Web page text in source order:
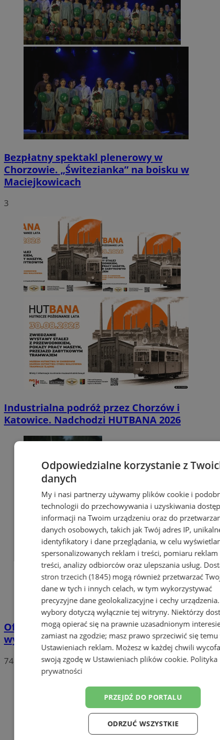
Bezpłatny spektakl plenerowy w
Chorzowie. „Świtezianka” na boisku w
Maciejkowicach
3
Industrialna podróż przez Chorzów i
Katowice. Nadchodzi HUTBANA 2026
Oficjalne wyniki wyborów: W Chorzowie
wygrywa Rafał Trzaskowski!
74
Odpowiedzialne korzystanie z
danych
My i nasi partnerzy używamy plików cookie i
technologii do przechowywania i uzyskiwania
informacji na Twoim urządzeniu oraz do
danych osobowych, takich jak Twój adres IP,
identyfikatory i dane przeglądania, w celu
spersonalizowanych reklam i treści, pomiaru reklam
treści, analizy odbiorców oraz ulepszania usług.
stron trzecich (1845)mogą również przetwarzać
dane w tych i innych celach, w tym wykorzystywać
precyzyjne dane geolokalizacyjne i cechy
wybory dotyczą wyłącznie tej witryny. Niektórzy
mogą opierać się na prawnie uzasadnionym
zamiast na zgodzie; masz prawo sprzeciwić się temu
Ustawieniach reklam. Możesz w każdej chwili
swoją zgodę w Ustawieniach plików cookie. Polityka
prywatności
PRZEJDŹ DO PORTALU
ODRZUĆ WSZYSTKIE